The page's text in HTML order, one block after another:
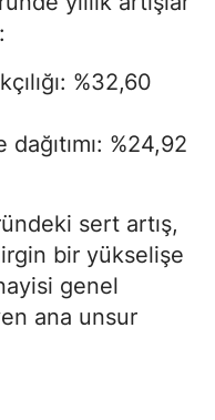
%32,60
%24,92
sert artış,
bir yükselişe
genel
ana unsur